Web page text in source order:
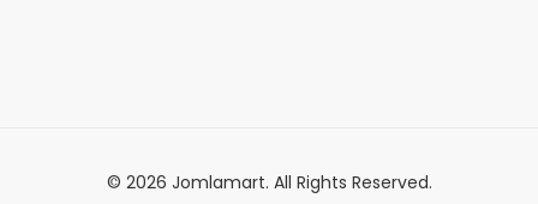
© 2026 Jomlamart. All Rights Reserved.